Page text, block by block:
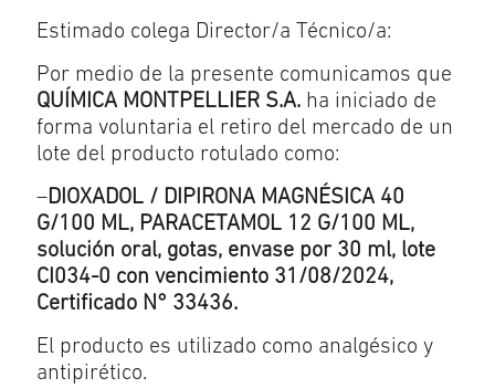
Estimado colega Director/a Técnico/a:
Por medio de la presente comunicamos que
QUÍMICA MONTPELLIER S.A. ha iniciado de
forma voluntaria el retiro del mercado de un
lote del producto rotulado como:
–DIOXADOL / DIPIRONA MAGNÉSICA 40
G/100 ML, PARACETAMOL 12 G/100 ML,
solución oral, gotas, envase por 30 ml, lote
CI034-0 con vencimiento 31/08/2024,
Certificado N° 33436.
El producto es utilizado como analgésico y
antipirético.